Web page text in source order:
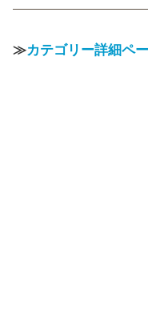
≫カテゴリー詳細ペ